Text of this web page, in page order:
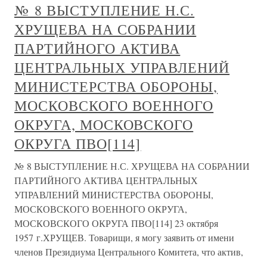
№ 8 ВЫСТУПЛЕНИЕ Н.С.
ХРУЩЕВА НА СОБРАНИИ
ПАРТИЙНОГО АКТИВА
ЦЕНТРАЛЬНЫХ УПРАВЛЕНИЙ
МИНИСТЕРСТВА ОБОРОНЫ,
МОСКОВСКОГО ВОЕННОГО
ОКРУГА, МОСКОВСКОГО
ОКРУГА ПВО[114]
№ 8 ВЫСТУПЛЕНИЕ Н.С. ХРУЩЕВА НА СОБРАНИИ
ПАРТИЙНОГО АКТИВА ЦЕНТРАЛЬНЫХ
УПРАВЛЕНИЙ МИНИСТЕРСТВА ОБОРОНЫ,
МОСКОВСКОГО ВОЕННОГО ОКРУГА,
МОСКОВСКОГО ОКРУГА ПВО[114] 23 октября
1957 г.ХРУЩЕВ. Товарищи, я могу заявить от имени
членов Президиума Центрального Комитета, что актив,